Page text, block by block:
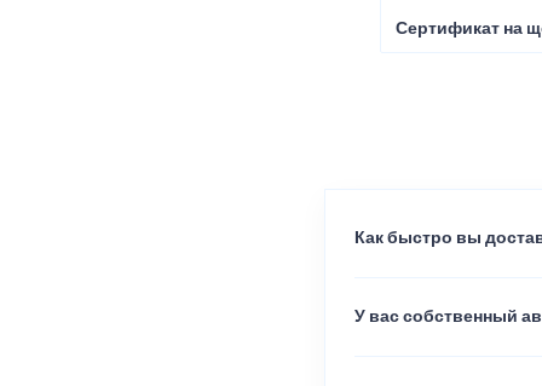
Сертификат на
Как быстро вы
У вас собственный